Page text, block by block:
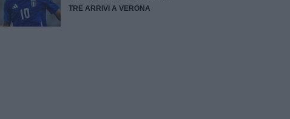
TRE ARRIVI A VERONA